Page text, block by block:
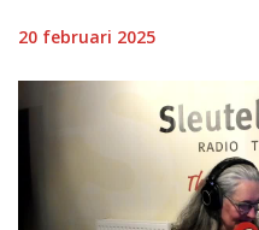
20 februari 2025